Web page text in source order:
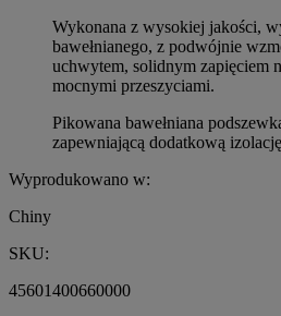
Wykonana z wysokiej jakości,
bawełnianego, z podwójnie
uchwytem, ​​solidnym zapięciem
mocnymi przeszyciami.
Pikowana bawełniana
zapewniającą dodatkową
Wyprodukowano w:
Chiny
SKU:
45601400660000